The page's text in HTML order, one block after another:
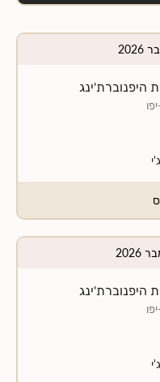
היפנוברת'ינג
היפנוברת'ינג